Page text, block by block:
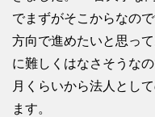
でまずがそこからなの
方向で進めたいと思っ
に難しくはなさそうな
月くらいから法人とし
ます。